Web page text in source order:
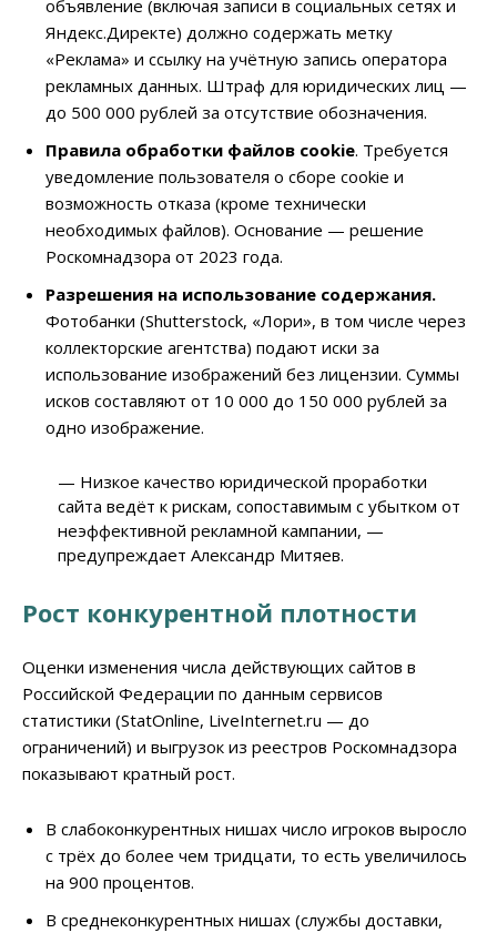
объявление (включая записи в социальных сетях и
Яндекс.Директе) должно содержать метку
«Реклама» и ссылку на учётную запись оператора
рекламных данных. Штраф для юридических лиц —
до 500 000 рублей за отсутствие обозначения.
Правила обработки файлов cookie. Требуется
уведомление пользователя о сборе cookie и
возможность отказа (кроме технически
необходимых файлов). Основание — решение
Роскомнадзора от 2023 года.
Разрешения на использование содержания.
Фотобанки (Shutterstock, «Лори», в том числе через
коллекторские агентства) подают иски за
использование изображений без лицензии. Суммы
исков составляют от 10 000 до 150 000 рублей за
одно изображение.
— Низкое качество юридической проработки
сайта ведёт к рискам, сопоставимым с убытком от
неэффективной рекламной кампании, —
предупреждает Александр Митяев.
Рост конкурентной плотности
Оценки изменения числа действующих сайтов в
Российской Федерации по данным сервисов
статистики (StatOnline, LiveInternet.ru — до
ограничений) и выгрузок из реестров Роскомнадзора
показывают кратный рост.
В слабоконкурентных нишах число игроков выросло
с трёх до более чем тридцати, то есть увеличилось
на 900 процентов.
В среднеконкурентных нишах (службы доставки,